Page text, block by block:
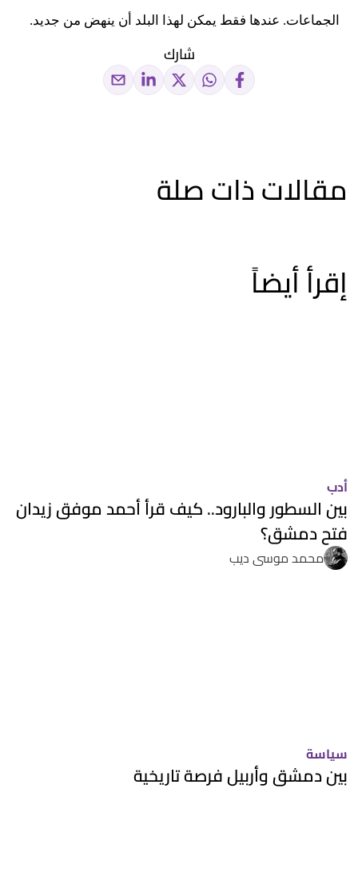
الجماعات. عندها فقط يمكن لهذا البلد أن ينهض من جديد.
شارك
مقالات ذات صلة
إقرأ أيضاً
أدب
بين السطور والبارود.. كيف قرأ أحمد موفق زيدان
فتح دمشق؟
محمد موسى ديب
سياسة
بين دمشق وأربيل فرصة تاريخية